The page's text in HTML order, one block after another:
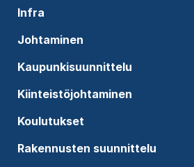
Infra
Johtaminen
Kaupunkisuunnittelu
Kiinteistöjohtaminen
Koulutukset
Rakennusten suunnittelu